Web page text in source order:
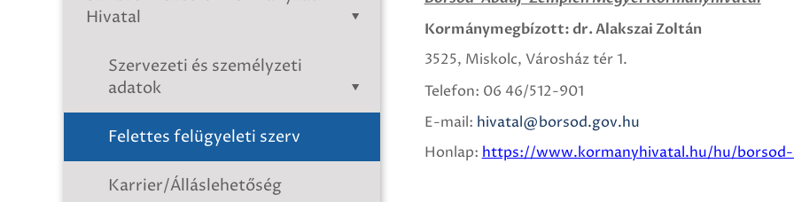
Hivatal
Szervezeti és személyzeti
adatok
Felettes felügyeleti szerv
Karrier/Álláslehetőség
Kormánymegbízott: dr. Alakszai Zoltán
3525, Miskolc, Városház tér 1.
Telefon: 06 46/512-901
E-mail: hivatal@borsod.gov.hu
Honlap: https://www.kormanyhivatal.hu/hu/borsod-